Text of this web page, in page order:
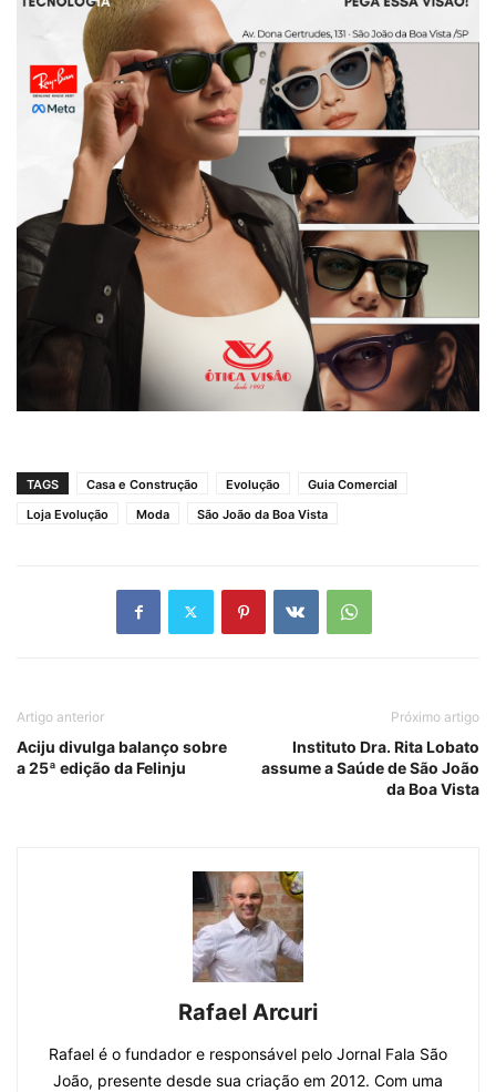
TAGS Casa e Construção Evolução
Guia Comercial
Loja Evolução
Moda São João da Boa Vista
Artigo anterior
Aciju divulga balanço sobre
a 25ª edição da Felinju
Próximo artigo
Instituto Dra. Rita Lobato
assume a Saúde de São João
da Boa Vista
Rafael Arcuri
Rafael é o fundador e responsável pelo Jornal Fala São
João, presente desde sua criação em 2012. Com uma